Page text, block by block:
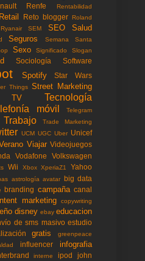
Renfe Rentabilidad
Retail Reto blogger Roland
Ryanair SEM SEO
Salud
Seguros Semana Santa
Sexo Significado Slogan
Sociología Software
Spotify
Star Wars
Things Street Marketing
TV Tecnología
móvil Telegram
Trabajo Trade Marketing
UCM UGC Uber Unicef
Viajar Videojuegos
Vodafone Volkswagen
Wii Xbox XperiaZ1 Yahoo
astrología avatar big data
branding campaña canal
marketing copywriting
disney ebay educacion
de sms masivo estudio
gratis greenpeace
influencer
infografia
interne ipod
john